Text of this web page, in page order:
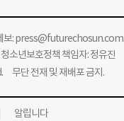
:press@futurechosun.com
년보호정책 책임자: 정유진
단 전재 및 재배포 금지.
알립니다